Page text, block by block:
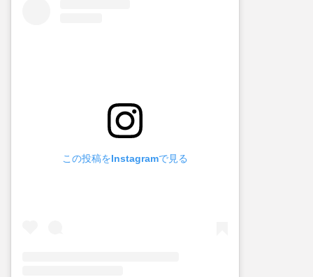
この投稿をInstagramで見る